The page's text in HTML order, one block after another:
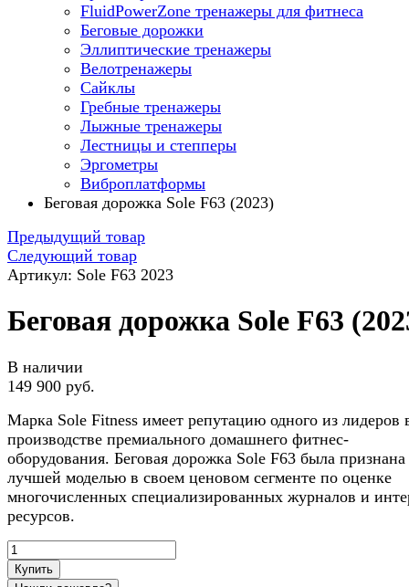
FluidPowerZone тренажеры для фитнеса
Беговые дорожки
Эллиптические тренажеры
Велотренажеры
Сайклы
Гребные тренажеры
Лыжные тренажеры
Лестницы и степперы
Эргометры
Виброплатформы
Беговая дорожка Sole F63 (2023)
Предыдущий товар
Следующий товар
Артикул: Sole F63 2023
Беговая дорожка Sole F63
В наличии
149 900 руб.
Марка Sole Fitness имеет репутацию одного из лидеров
производстве премиального домашнего фитнес-
оборудования. Беговая дорожка Sole F63 была признана
лучшей моделью в своем ценовом сегменте по оценке
многочисленных специализированных журналов и
ресурсов.
Купить